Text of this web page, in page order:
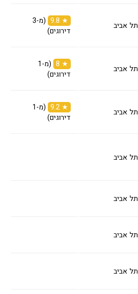
תל אביב ★ 9.8
(מ-3
דירוגים)
תל אביב ★ 8
(מ-1
דירוגים)
תל אביב ★ 9.2
(מ-1
דירוגים)
תל אביב
תל אביב
תל אביב
תל אביב